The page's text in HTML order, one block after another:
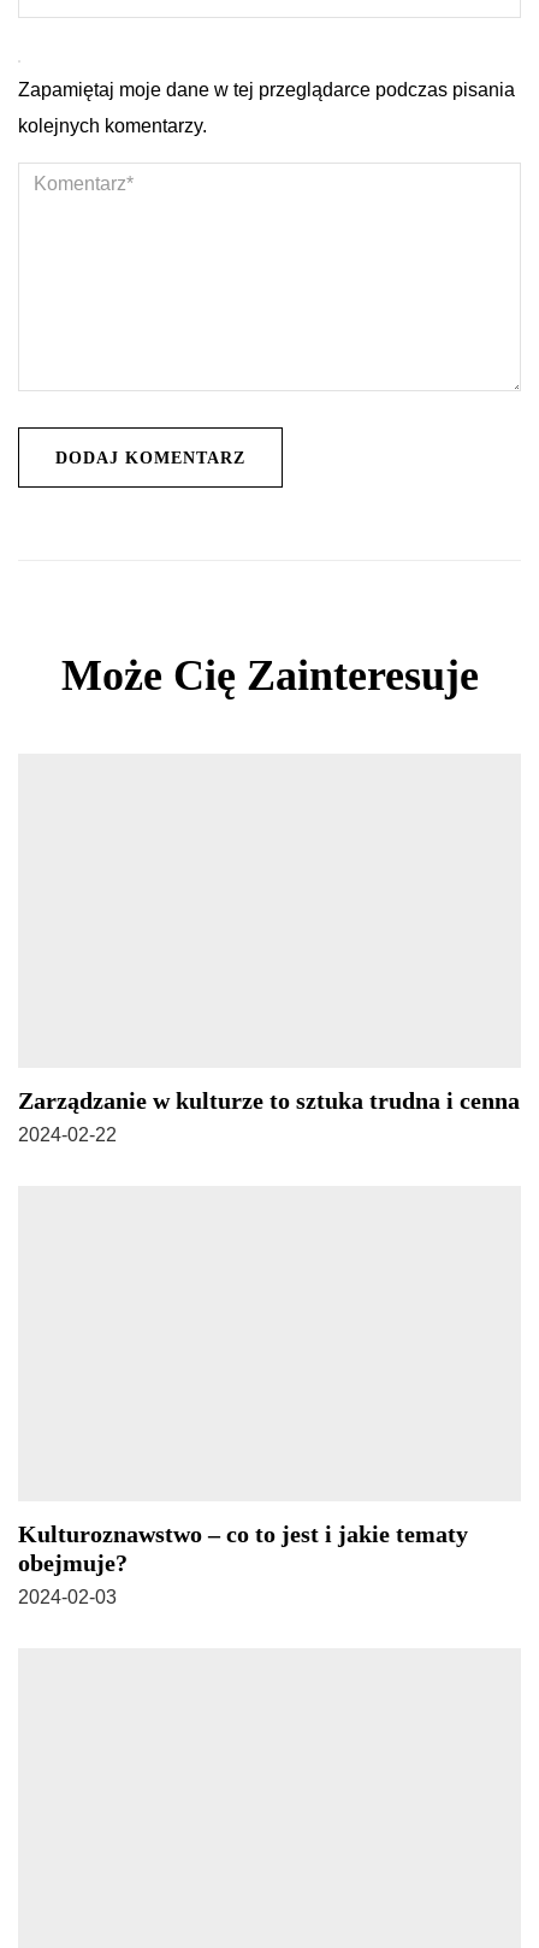
Zapamiętaj moje dane w tej przeglądarce podczas pisania
kolejnych komentarzy.
Może Cię Zainteresuje
Zarządzanie w kulturze to sztuka trudna i cenna
2024-02-22
Kulturoznawstwo – co to jest i jakie tematy
obejmuje?
2024-02-03